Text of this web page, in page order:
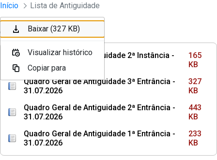
Pular para o Conteúdo principal
Instrumento jurídico - Documentos
Início Lista de Antiguidade
Ordenar Filtro
Quadro Geral de Antiguidade 2ª Instância -
31.07.2026
165
KB
Quadro Geral de Antiguidade 3ª Entrância -
31.07.2026
327
KB
Quadro Geral de Antiguidade 2ª Entrância -
31.07.2026
443
KB
Quadro Geral de Antiguidade 1ª Entrância -
31.07.2026
233
KB
Baixar (165 KB)
Visualizar histórico
Copiar para
Baixar (327 KB)
Visualizar histórico
Copiar para